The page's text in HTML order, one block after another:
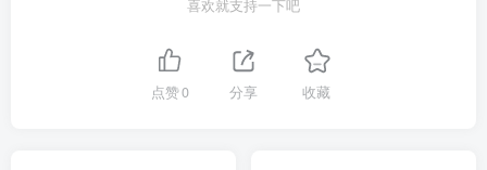
喜欢就支持一下吧
点赞0 分享 收藏